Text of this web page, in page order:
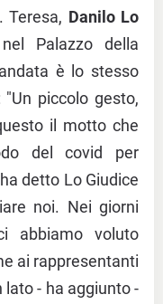
Teresa, Danilo Lo
Palazzo della
è lo stesso
piccolo gesto,
il motto che
del covid per
detto Lo Giudice
noi. Nei giorni
abbiamo voluto
ai rappresentanti
lato - ha aggiunto -